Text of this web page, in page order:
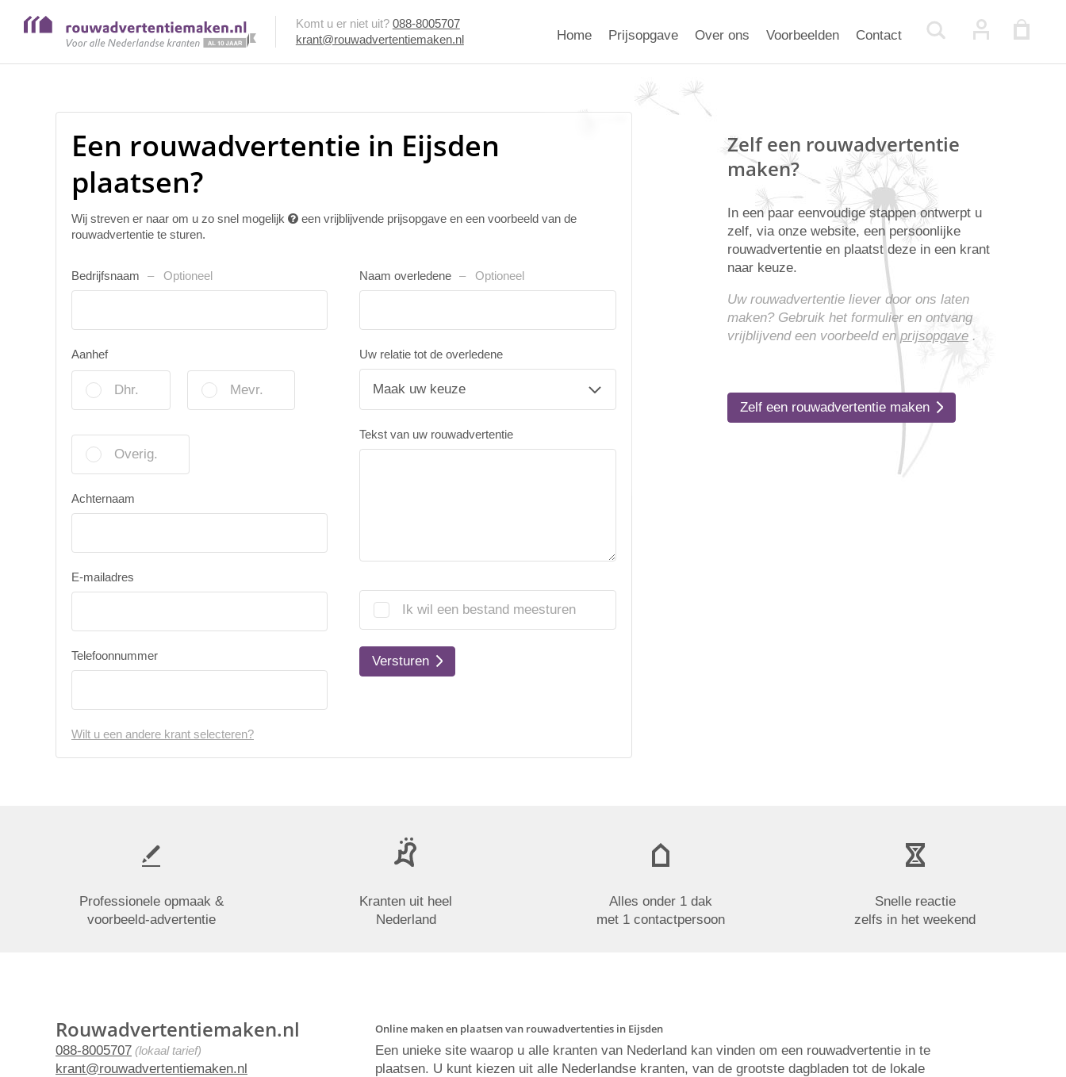
Komt u er niet uit? 088-8005707
krant@rouwadvertentiemaken.nl
Home Prijsopgave Over ons Voorbeelden Contact
Een rouwadvertentie in Eijsden
plaatsen?
Wij streven er naar om u zo snel mogelijk
een vrijblijvende prijsopgave en een voorbeeld van de
rouwadvertentie te sturen.
Bedrijfsnaam Optioneel
Aanhef
Dhr. Mevr.
Overig.
Achternaam
E-mailadres
Telefoonnummer
Naam overledene Optioneel
Uw relatie tot de overledene
Tekst van uw rouwadvertentie
Ik wil een bestand meesturen
Versturen
Wilt u een andere krant selecteren?
Zelf een rouwadvertentie
maken?
In een paar eenvoudige stappen ontwerpt u
zelf, via onze website, een persoonlijke
rouwadvertentie en plaatst deze in een krant
naar keuze.
Uw rouwadvertentie liever door ons laten
maken? Gebruik het formulier en ontvang
vrijblijvend een voorbeeld enprijsopgave.
Zelf een rouwadvertentie maken
Professionele opmaak &
voorbeeld-advertentie
Kranten uit heel
Nederland
Alles onder 1 dak
met 1 contactpersoon
Snelle reactie
zelfs in het weekend
Rouwadvertentiemaken.nl
088-8005707 (lokaal tarief)
krant@rouwadvertentiemaken.nl
Online maken en plaatsen van rouwadvertenties in Eijsden
Een unieke site waarop u alle kranten van Nederland kan vinden om een rouwadvertentie in te
plaatsen. U kunt kiezen uit alle Nederlandse kranten, van de grootste dagbladen tot de lokale